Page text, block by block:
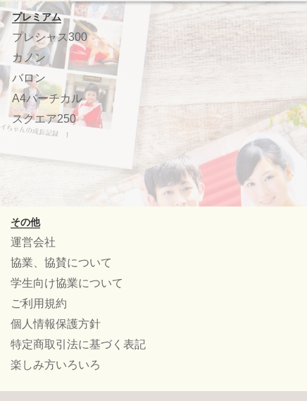
プレミアム
プレシャス300
カノン
バロン
A4バーチカル
スクエア250
その他
運営会社
協業、協賛について
学生向け協業について
ご利用規約
個人情報保護方針
特定商取引法に基づく表記
楽しみ方いろいろ